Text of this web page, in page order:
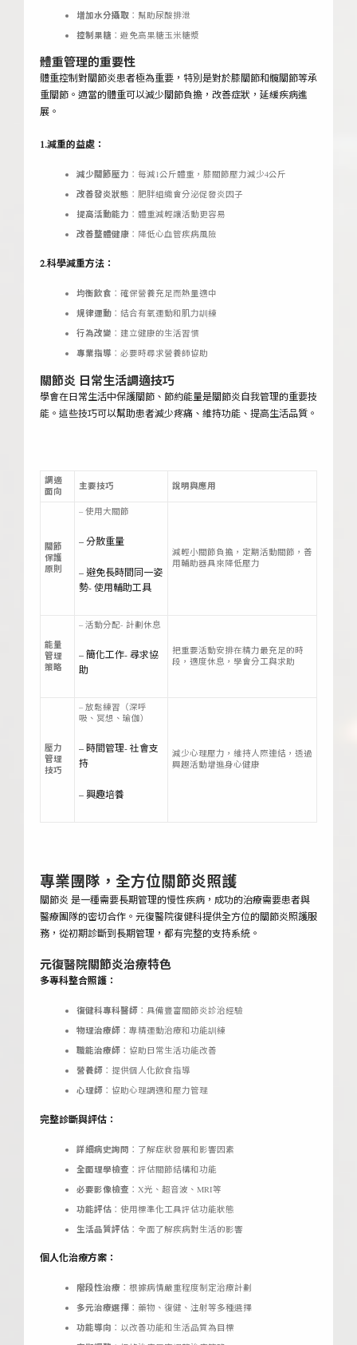
增加水分攝取 ：幫助尿酸排泄
控制果糖 ：避免高果糖玉米糖漿
體重管理的重要性
體重控制對關節炎患者極為重要，特別是對於膝關節和髖關節等承
重關節。適當的體重可以減少關節負擔，改善症狀，延緩疾病進
展。
1.減重的益處：
減少關節壓力 ：每減1公斤體重，膝關節壓力減少4公斤
改善發炎狀態 ：肥胖組織會分泌促發炎因子
提高活動能力 ：體重減輕讓活動更容易
改善整體健康 ：降低心血管疾病風險
2.科學減重方法：
均衡飲食 ：確保營養充足而熱量適中
規律運動 ：結合有氧運動和肌力訓練
行為改變 ：建立健康的生活習慣
專業指導 ：必要時尋求營養師協助
關節炎 日常生活調適技巧
學會在日常生活中保護關節、節約能量是關節炎自我管理的重要技
能。這些技巧可以幫助患者減少疼痛、維持功能、提高生活品質。
調適
面向
主要技巧 說明與應用
關節
保護
原則
– 使用大關節
– 分散重量
– 避免長時間同一姿
勢- 使用輔助工具
減輕小關節負擔，定期活動關節，善
用輔助器具來降低壓力
能量
管理
策略
– 活動分配- 計劃休息
– 簡化工作- 尋求協
助
把重要活動安排在精力最充足的時
段，適度休息，學會分工與求助
壓力
管理
技巧
– 放鬆練習（深呼
吸、冥想、瑜伽）
– 時間管理- 社會支
持
– 興趣培養
減少心理壓力，維持人際連結，透過
興趣活動增進身心健康
專業團隊，全方位關節炎照護
關節炎 是一種需要長期管理的慢性疾病，成功的治療需要患者與
醫療團隊的密切合作。元復醫院復健科提供全方位的關節炎照護服
務，從初期診斷到長期管理，都有完整的支持系統。
元復醫院關節炎治療特色
多專科整合照護：
復健科專科醫師 ：具備豐富關節炎診治經驗
物理治療師 ：專精運動治療和功能訓練
職能治療師 ：協助日常生活功能改善
營養師 ：提供個人化飲食指導
心理師 ：協助心理調適和壓力管理
完整診斷與評估：
詳細病史詢問 ：了解症狀發展和影響因素
全面理學檢查 ：評估關節結構和功能
必要影像檢查 ：X光、超音波、MRI等
功能評估 ：使用標準化工具評估功能狀態
生活品質評估 ：全面了解疾病對生活的影響
個人化治療方案：
階段性治療 ：根據病情嚴重程度制定治療計劃
多元治療選擇 ：藥物、復健、注射等多種選擇
功能導向 ：以改善功能和生活品質為目標